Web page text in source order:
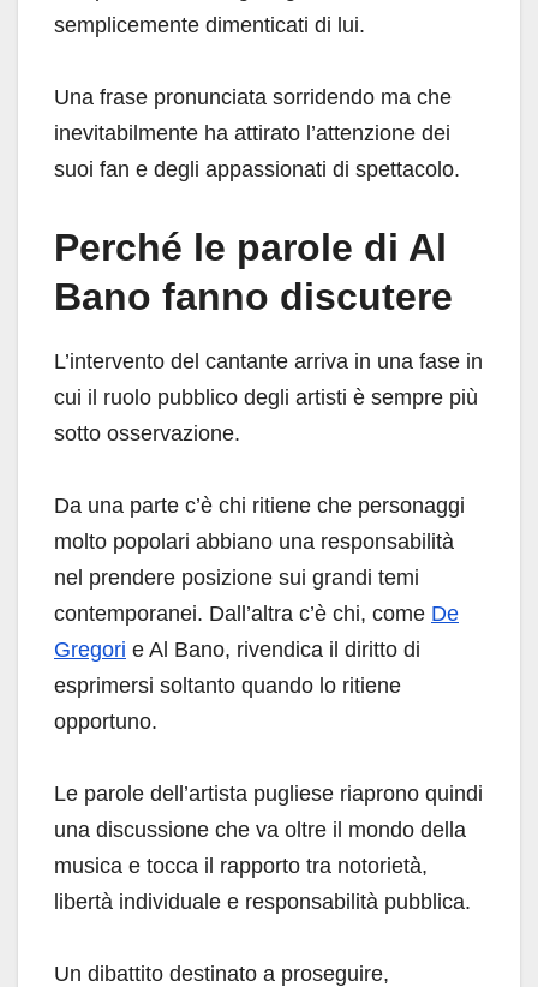
semplicemente dimenticati di lui.
Una frase pronunciata sorridendo ma che
inevitabilmente ha attirato l’attenzione dei
suoi fan e degli appassionati di spettacolo.
Perché le parole di Al
Bano fanno discutere
L’intervento del cantante arriva in una fase in
cui il ruolo pubblico degli artisti è sempre più
sotto osservazione.
Da una parte c’è chi ritiene che personaggi
molto popolari abbiano una responsabilità
nel prendere posizione sui grandi temi
contemporanei. Dall’altra c’è chi, come De
Gregori e Al Bano, rivendica il diritto di
esprimersi soltanto quando lo ritiene
opportuno.
Le parole dell’artista pugliese riaprono quindi
una discussione che va oltre il mondo della
musica e tocca il rapporto tra notorietà,
libertà individuale e responsabilità pubblica.
Un dibattito destinato a proseguire,